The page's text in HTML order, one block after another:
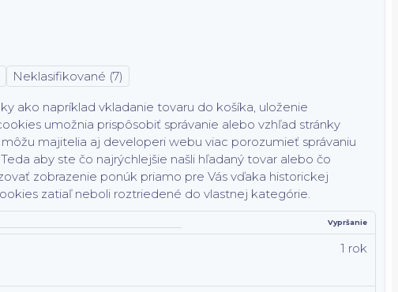
Neklasifikované (7)
ako napríklad vkladanie tovaru do košíka, uloženie
umožnia prispôsobiť správanie alebo vzhľad stránky
majitelia aj developeri webu viac porozumieť správaniu
aby ste čo najrýchlejšie našli hľadaný tovar alebo čo
zobrazenie ponúk priamo pre Vás vďaka historickej
zatiaľ neboli roztriedené do vlastnej kategórie.
Vypršanie
1 rok